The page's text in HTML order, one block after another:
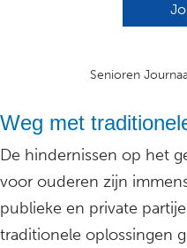
Senioren
Weg met
De hindernissen op het
voor ouderen zijn
publieke en private
traditionele oplossingen